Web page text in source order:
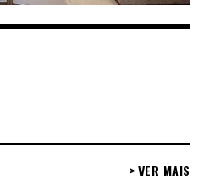
> VER MAIS